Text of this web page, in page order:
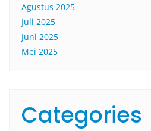
Agustus 2025
Juli 2025
Juni 2025
Mei 2025
Categories